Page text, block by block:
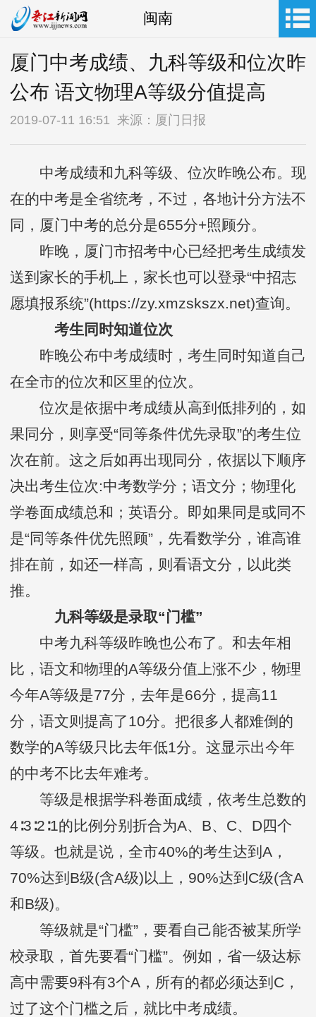
闽南
厦门中考成绩、九科等级和位次昨
公布 语文物理A等级分值提高
2019-07-11 16:51 来源：厦门日报
中考成绩和九科等级、位次昨晚公布。现
在的中考是全省统考，不过，各地计分方法不
同，厦门中考的总分是655分+照顾分。
昨晚，厦门市招考中心已经把考生成绩发
送到家长的手机上，家长也可以登录“中招志
愿填报系统”(https://zy.xmzskszx.net)查询。
考生同时知道位次
昨晚公布中考成绩时，考生同时知道自己
在全市的位次和区里的位次。
位次是依据中考成绩从高到低排列的，如
果同分，则享受“同等条件优先录取”的考生位
次在前。这之后如再出现同分，依据以下顺序
决出考生位次:中考数学分；语文分；物理化
学卷面成绩总和；英语分。即如果同是或同不
是“同等条件优先照顾”，先看数学分，谁高谁
排在前，如还一样高，则看语文分，以此类
推。
九科等级是录取“门槛”
中考九科等级昨晚也公布了。和去年相
比，语文和物理的A等级分值上涨不少，物理
今年A等级是77分，去年是66分，提高11
分，语文则提高了10分。把很多人都难倒的
数学的A等级只比去年低1分。这显示出今年
的中考不比去年难考。
等级是根据学科卷面成绩，依考生总数的
4∶3∶2∶1的比例分别折合为A、B、C、D四个
等级。也就是说，全市40%的考生达到A，
70%达到B级(含A级)以上，90%达到C级(含A
和B级)。
等级就是“门槛”，要看自己能否被某所学
校录取，首先要看“门槛”。例如，省一级达标
高中需要9科有3个A，所有的都必须达到C，
过了这个门槛之后，就比中考成绩。